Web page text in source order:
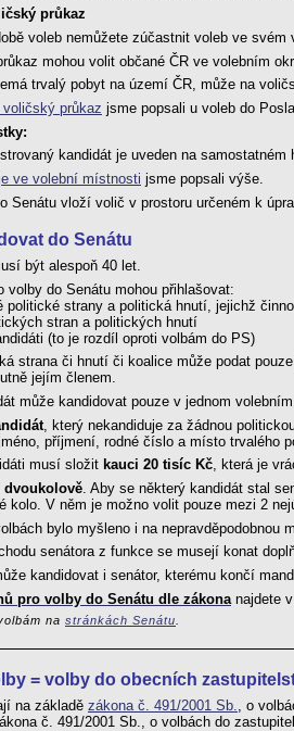
průkaz
voleb nemůžete zúčastnit voleb ve
mohou volit občané ČR ve volebním
trvalý pobyt na území ČR, může na
průkaz jsme popsali u voleb do
kandidát je uveden na
ve volební místnosti jsme popsali výše.
Senátu vloží volič v prostoru určeném k
do Senátu
být alespoň 40 let.
volby do Senátu mohou přihlašovat:
politické strany a politická hnutí, jejichž
stran a politických hnutí
(to je rozdíl oproti volbám do PS)
strana či hnutí či koalice může podat
jejím členem.
může kandidovat pouze v jednom
, který nekandiduje za žádnou
příjmení, rodné číslo a místo trvalého
musí složit kauci 20 tisíc Kč, která je
dvoukolově. Aby se některý kandidát stal
kolo. V něm je možno volit pouze mezi 2
bylo myšleno i na
senátora z funkce se musejí konat
kandidovat i senátor, kterému končí
pro volby do Senátu dle zákona najdete
na stránkách Senátu
= volby do obecních
na základě zákona č. 491/2001 Sb.
, o
č. 491/2001 Sb., o volbách do